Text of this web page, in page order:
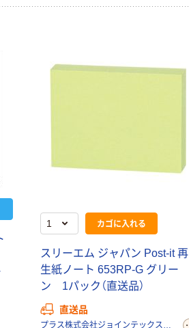
カゴに入れる
スリーエム ジャパン Post-it 再
生紙ノート 653RP-G グリー
ン 1パック（直送品）
直送品